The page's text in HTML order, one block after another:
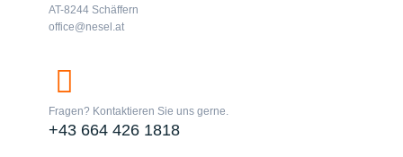
AT-8244 Schäffern
office@nesel.at
Fragen? Kontaktieren Sie uns gerne.
+43 664 426 1818